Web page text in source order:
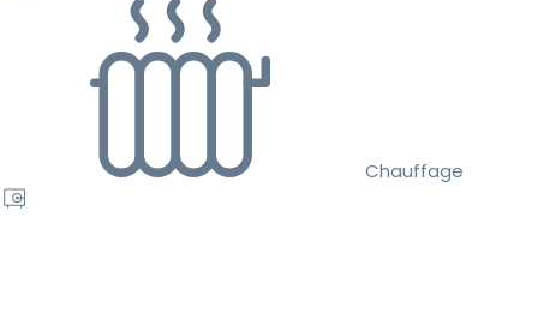
Chauffage